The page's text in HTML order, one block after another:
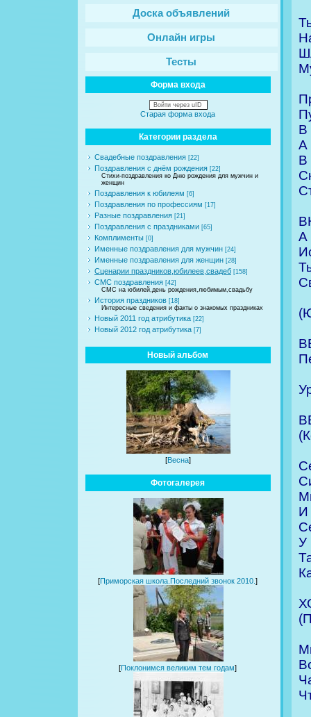
Доска объявлений
Онлайн игры
Тесты
Форма входа
Войти через uID
Старая форма входа
Категории раздела
Свадебные поздравления [22]
Поздравления с днём рождения [22]
Стихи-поздравления ко Дню рождения для мужчин и
женщин
Поздравления к юбилеям [6]
Поздравления по профессиям [17]
Разные поздравления [21]
Поздравления с праздниками [65]
Комплименты [0]
Именные поздравления для мужчин [24]
Именные поздравления для женщин [28]
Сценарии праздников,юбилеев,свадеб [158]
СМС поздравления [42]
СМС на юбилей,день рождения,любимым,свадьбу
История праздников [18]
Интересные сведения и факты о знакомых праздниках
Новый 2011 год атрибутика [22]
Новый 2012 год атрибутика [7]
Новый альбом
[Весна]
Фотогалерея
[Приморская школа.Последний звонок 2010.]
[Поклонимся великим тем годам]
В
А
В
А
И
У